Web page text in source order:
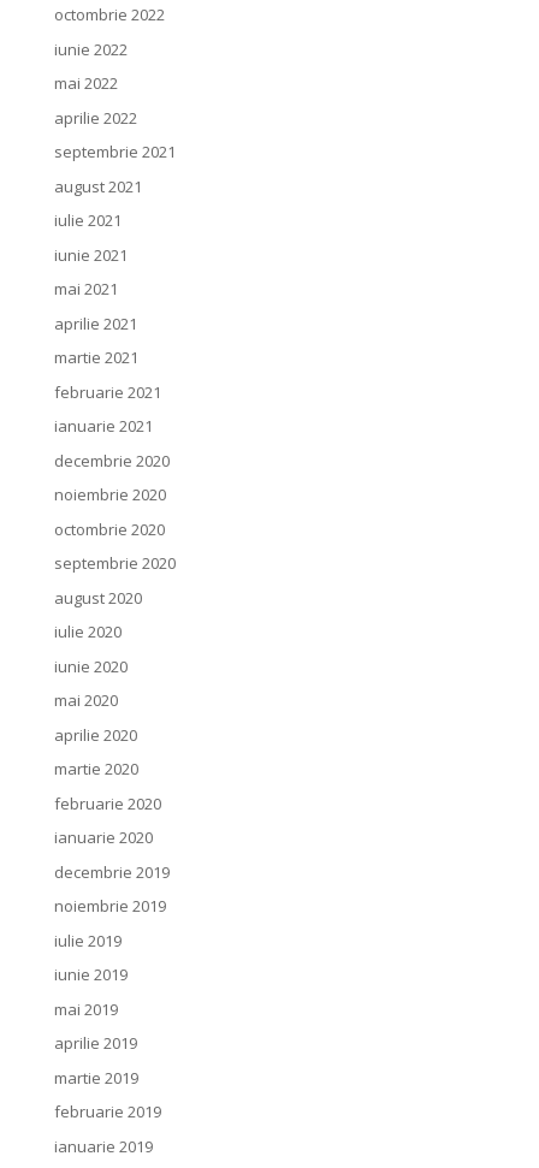
octombrie 2022
iunie 2022
mai 2022
aprilie 2022
septembrie 2021
august 2021
iulie 2021
iunie 2021
mai 2021
aprilie 2021
martie 2021
februarie 2021
ianuarie 2021
decembrie 2020
noiembrie 2020
octombrie 2020
septembrie 2020
august 2020
iulie 2020
iunie 2020
mai 2020
aprilie 2020
martie 2020
februarie 2020
ianuarie 2020
decembrie 2019
noiembrie 2019
iulie 2019
iunie 2019
mai 2019
aprilie 2019
martie 2019
februarie 2019
ianuarie 2019